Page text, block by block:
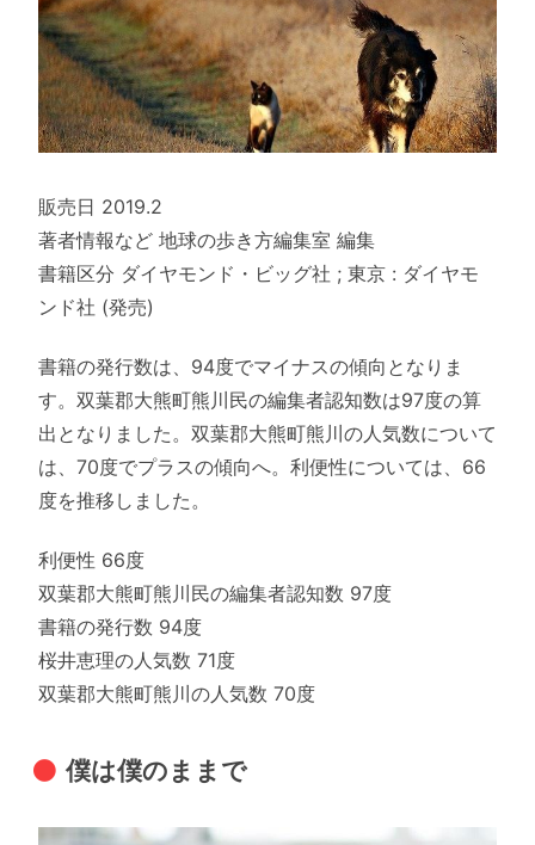
販売日 2019.2
著者情報など 地球の歩き方編集室 編集
書籍区分 ダイヤモンド・ビッグ社 ; 東京 : ダイヤモ
ンド社 (発売)
書籍の発行数は、94度でマイナスの傾向となりま
す。双葉郡大熊町熊川民の編集者認知数は97度の算
出となりました。双葉郡大熊町熊川の人気数について
は、70度でプラスの傾向へ。利便性については、66
度を推移しました。
利便性 66度
双葉郡大熊町熊川民の編集者認知数 97度
書籍の発行数 94度
桜井恵理の人気数 71度
双葉郡大熊町熊川の人気数 70度
僕は僕のままで